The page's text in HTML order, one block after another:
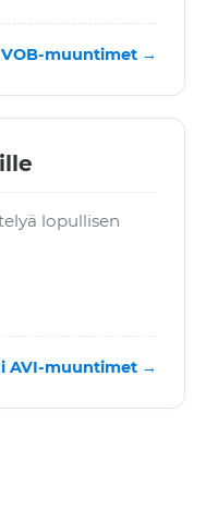
muuntimet →
lopullisen
AVI-muuntimet →